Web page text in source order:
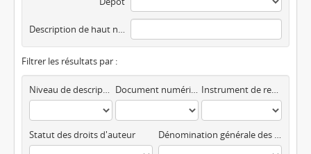
Description de haut niveau
Filtrer les résultats par :
Niveau de description Document numérique disponible Instrument de recherche
Statut des droits d'auteur Dénomination générale des documents